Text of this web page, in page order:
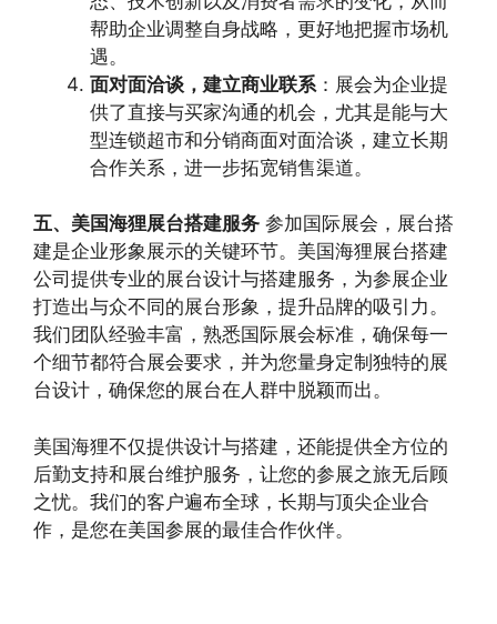
帮助企业调整自身战略，更好地把握市场机
遇。
面对面洽谈，建立商业联系 ：展会为企业提
供了直接与买家沟通的机会，尤其是能与大
型连锁超市和分销商面对面洽谈，建立长期
合作关系，进一步拓宽销售渠道。
五、美国海狸展台搭建服务 参加国际展会，展台搭
建是企业形象展示的关键环节。美国海狸展台搭建
公司提供专业的展台设计与搭建服务，为参展企业
打造出与众不同的展台形象，提升品牌的吸引力。
我们团队经验丰富，熟悉国际展会标准，确保每一
个细节都符合展会要求，并为您量身定制独特的展
台设计，确保您的展台在人群中脱颖而出。
美国海狸不仅提供设计与搭建，还能提供全方位的
后勤支持和展台维护服务，让您的参展之旅无后顾
之忧。我们的客户遍布全球，长期与顶尖企业合
作，是您在美国参展的最佳合作伙伴。